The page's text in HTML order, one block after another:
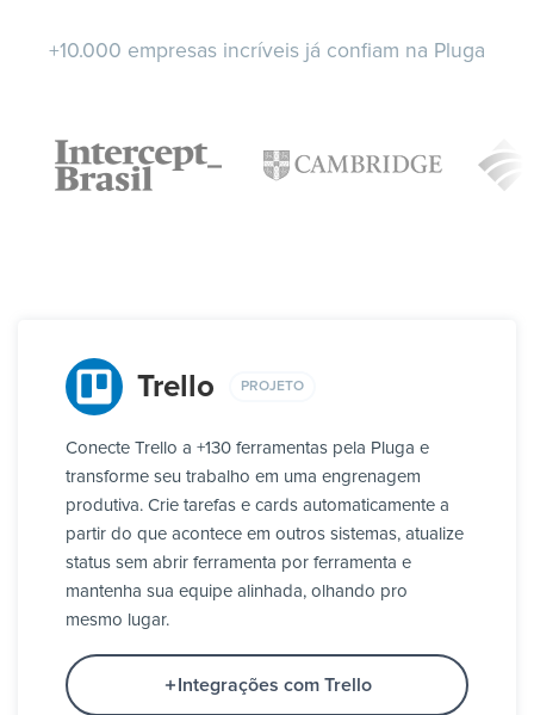
+10.000 empresas incríveis já confiam na Pluga
Trello PROJETO
Conecte Trello a +130 ferramentas pela Pluga e
transforme seu trabalho em uma engrenagem
produtiva. Crie tarefas e cards automaticamente a
partir do que acontece em outros sistemas, atualize
status sem abrir ferramenta por ferramenta e
mantenha sua equipe alinhada, olhando pro
mesmo lugar.
Integrações com Trello